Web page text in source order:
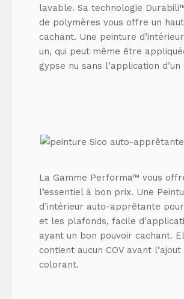
lavable. Sa technologie
de polymères vous offre un
cachant. Une peinture
un, qui peut même être
gypse nu sans l’application
La Gamme Performa™ vous
l’essentiel à bon prix. Une
d’intérieur auto-apprêtante
et les plafonds, facile
ayant un bon pouvoir cachant.
contient aucun COV avant l’ajout
colorant.